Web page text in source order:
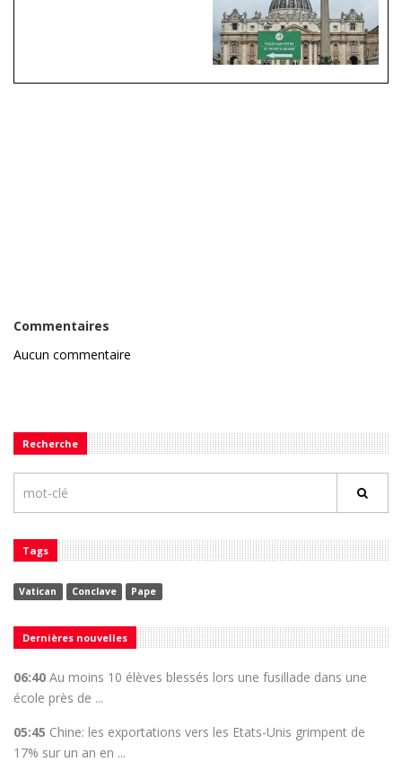
Commentaires
Aucun commentaire
Recherche
Tags
Vatican Conclave Pape
Dernières nouvelles
06:40 Au moins 10 élèves blessés lors une fusillade dans une
école près de ...
05:45 Chine: les exportations vers les Etats-Unis grimpent de
17% sur un an en ...